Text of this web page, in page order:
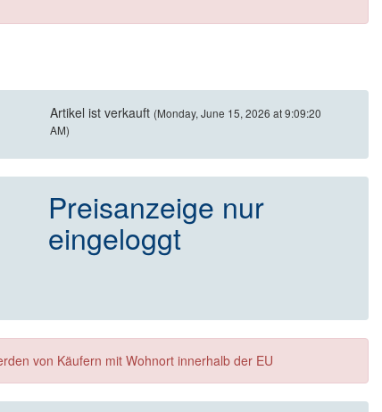
Artikel ist verkauft (Monday, June 15, 2026 at 9:09:20
AM)
Preisanzeige nur
eingeloggt
von Käufern mit Wohnort innerhalb der EU